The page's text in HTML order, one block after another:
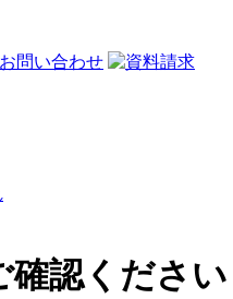
確認ください